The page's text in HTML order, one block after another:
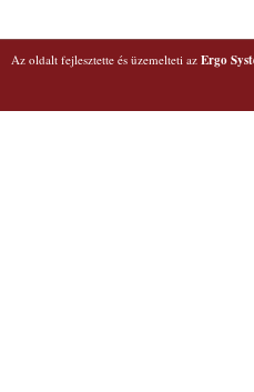
Az oldalt fejlesztette és üzemelteti az Ergo